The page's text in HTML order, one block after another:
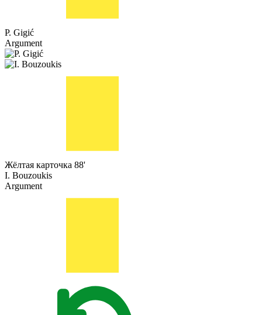
P. Gigić
Argument
Жёлтая карточка 88'
I. Bouzoukis
Argument